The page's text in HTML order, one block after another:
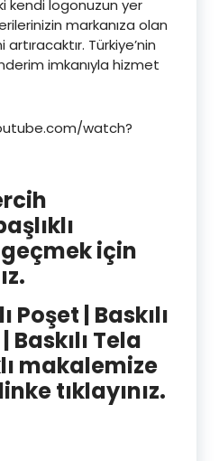
kendi logonuzun yer
markanıza olan
Türkiye’nin
imkanıyla hizmet
watch?
için
Poşet | Baskılı
Tela
makalemize
tıklayınız.